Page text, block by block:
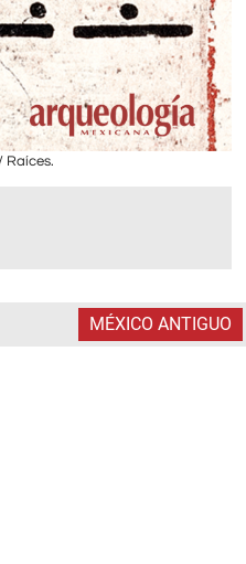
Raíces.
MÉXICO ANTIGUO